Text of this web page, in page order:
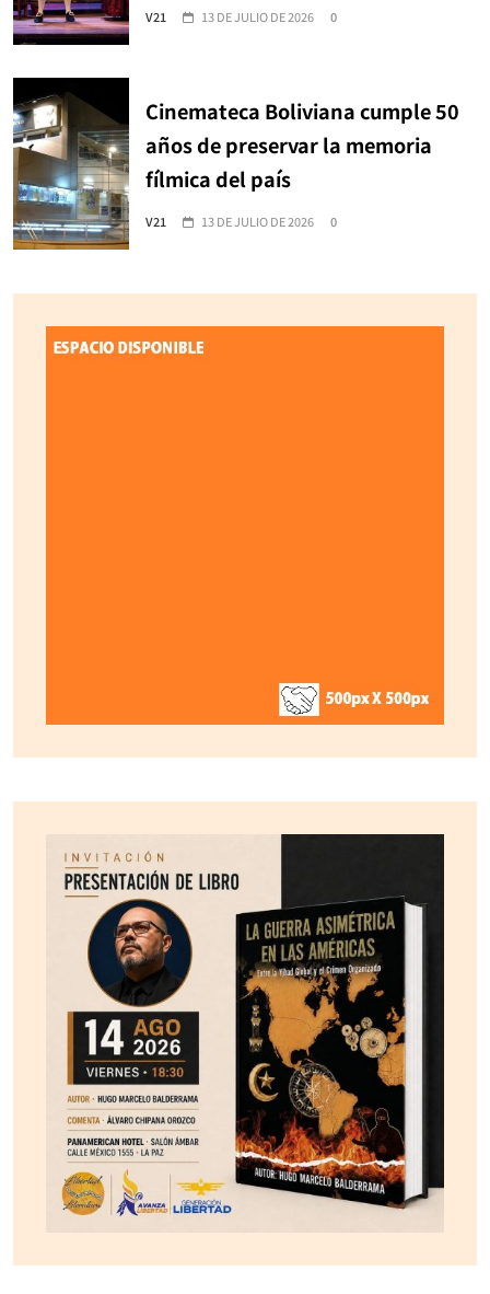
V21 13 DE JULIO DE 2026 0
Cinemateca Boliviana cumple 50
años de preservar la memoria
fílmica del país
V21 13 DE JULIO DE 2026 0